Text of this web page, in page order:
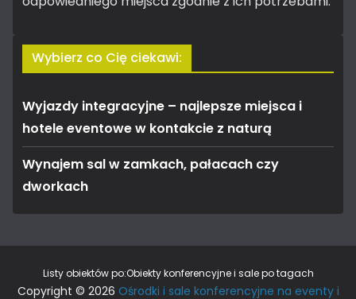
Wybierz co Cię ciekawi:
Wyjazdy integracyjne – najlepsze miejsca i
hotele eventowe w kontakcie z naturą
Wynajem sal w zamkach, pałacach czy
dworkach
Listy obiektów po:Obiekty konferencyjne i sale po tagach
Copyright © 2026 Ośrodki i sale konferencyjne na eventy i